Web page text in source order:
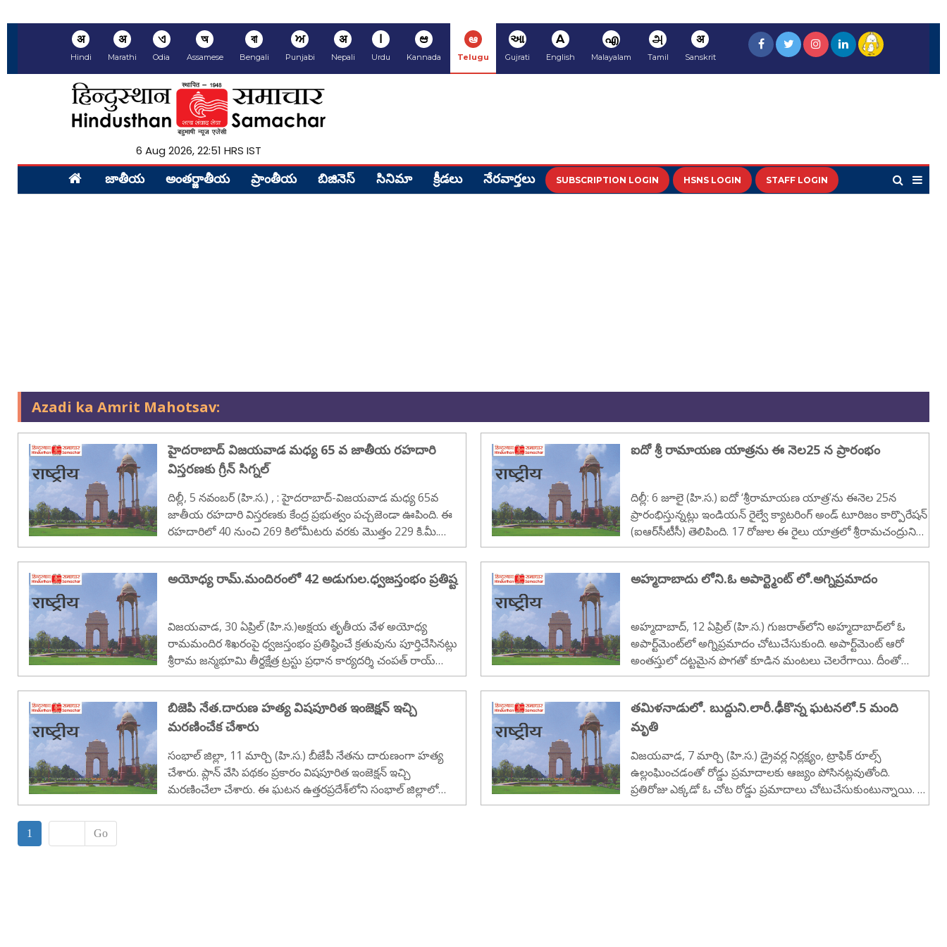
अ
Hindi
अ
Marathi
ଏ
Odia
অ
Assamese
বা
Bengali
ਅ
Punjabi
अ
Nepali
ا
Urdu
ಆ
Kannada
ఆ
Telugu
આ
Gujrati
A
English
എ
Malayalam
அ
Tamil
अ
Sanskrit
6 Aug 2026, 22:51 HRS IST
జాతీయ అంత‌ర్జాతీయ ప్రాంతీయ‌ బిజినెస్ సినిమా క్రీడ‌లు నేర‌వార్త‌లు SUBSCRIPTION LOGIN HSNS LOGIN STAFF LOGIN
Azadi ka Amrit Mahotsav:
హైదరాబాద్ విజయవాడ మధ్య 65 వ జాతీయ రహదారి
విస్తరణకు గ్రీన్ సిగ్నల్
దిల్లీ, 5 నవంబర్ (హి.స.) , : హైదరాబాద్‌-విజయవాడ మధ్య 65వ
జాతీయ రహదారి విస్తరణకు కేంద్ర ప్రభుత్వం పచ్చజెండా ఊపింది. ఈ
రహదారిలో 40 నుంచి 269 కిలోమీటరు వరకు మొత్తం 229 కి.మీ.
పొడవున నాలుగు నుంచి ఆరు వరుసలకు విస్తరించడానికి అవసరమైన
భూసేకరణ కోసం తెలంగా..
ఐదో శ్రీ రామాయణ యాత్రను ఈ నెల25 న ప్రారంభం
దిల్లీ: 6 జూలై (హి.స.) ఐదో ‘శ్రీరామాయణ యాత్ర’ను ఈనెల 25న
ప్రారంభిస్తున్నట్లు ఇండియన్‌ రైల్వే క్యాటరింగ్‌ అండ్‌ టూరిజం కార్పొరేషన్‌
(ఐఆర్‌సీటీసీ) తెలిపింది. 17 రోజుల ఈ రైలు యాత్రలో శ్రీరామచంద్రునితో
సంబంధమున్న 30 ప్రదేశాలను భక్తులు సందర్శిస్తారు. ఇది ..
అయోధ్య రామ్.మందిరంలో 42 అడుగుల.ధ్వజస్తంభం ప్రతిష్ట
విజయవాడ, 30 ఏప్రిల్ (హి.స.)అక్షయ తృతీయ వేళ అయోధ్య
రామమందిర శిఖరంపై ధ్వజస్తంభం ప్రతిష్ఠించే క్రతువును పూర్తిచేసినట్లు
శ్రీరామ జన్మభూమి తీర్థక్షేత్ర ట్రస్టు ప్రధాన కార్యదర్శి చంపత్‌ రాయ్‌
తెలిపారు. 42 అడుగుల పొడవైన ఈ ధ్వజస్తంభాన్ని హిందూ
క్యాలెండరు ప్ర..
అహ్మదాబాదు లోని.ఓ అపార్ట్మెంట్ లో.అగ్నిప్రమాదం
అహ్మదాబాద్‌, 12 ఏప్రిల్ (హి.స.) గుజరాత్‌లోని అహ్మదాబాద్‌లో ఓ
అపార్ట్‌మెంట్‌లో అగ్నిప్రమాదం చోటుచేసుకుంది. అపార్ట్‌మెంట్‌ ఆరో
అంతస్తులో దట్టమైన పొగతో కూడిన మంటలు చెలరేగాయి. దీంతో
అపార్ట్‌మెంట్‌ వాసులు భయాందోళనకు గురయ్యారు. ఈ క్రమంలో తన
ఇద్దరు పిల్లలను..
బిజెపి నేత.దారుణ హత్య విషపూరిత ఇంజెక్షన్ ఇచ్చి
మరణించేక చేశారు
సంభాల్ జిల్లా, 11 మార్చి (హి.స.) బీజేపీ నేతను దారుణంగా హత్య
చేశారు. ప్లాన్ వేసి పథకం ప్రకారం విషపూరిత ఇంజెక్షన్ ఇచ్చి
మరణించేలా చేశారు. ఈ ఘటన ఉత్తరప్రదేశ్‌లోని సంభాల్ జిల్లాలో
సోమవారం చోటుచేసుకుంది. ఇక వివరాల్లోకి వెళితే, 60 ఏళ్ల గుల్ఫం సింగ్
తమిళనాడులో. బుద్దుని.లారీ.ఢీకొన్న ఘటనలో.5 మంది
మృతి
విజయవాడ, 7 మార్చి (హి.స.) డ్రైవర్ల నిర్లక్ష్యం, ట్రాఫిక్ రూల్స్
ఉల్లంఘించడంతో రోడ్డు ప్రమాదాలకు ఆజ్యం పోసినట్లవుతోంది.
ప్రతిరోజు ఎక్కడో ఓ చోట రోడ్డు ప్రమాదాలు చోటుచేసుకుంటున్నాయి. ఈ
ప్రమాదాల్లో అమాయకపు ప్రజలు ప్రాణాలు పోగొట్టుకుంటున్నారు.
1 Go